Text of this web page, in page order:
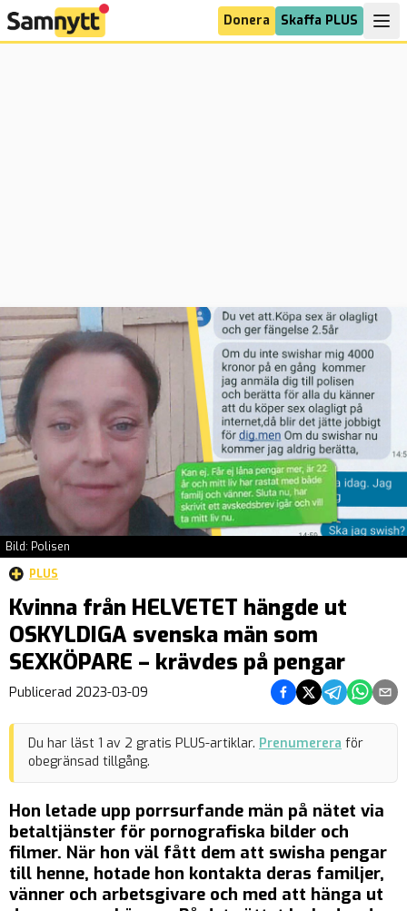
Donera Skaffa PLUS
Bild: Polisen
PLUS
Kvinna från HELVETET hängde ut
OSKYLDIGA svenska män som
SEXKÖPARE – krävdes på pengar
Publicerad 2023-03-09 Dela på Facebook
Dela på Twitter
Dela påDela på
Dela
Du har läst 1 av 2 gratis PLUS-artiklar. Prenumerera för
obegränsad tillgång.
Hon letade upp porrsurfande män på nätet via
betaltjänster för pornografiska bilder och
filmer. När hon väl fått dem att swisha pengar
till henne, hotade hon kontakta deras familjer,
vänner och arbetsgivare och med att hänga ut